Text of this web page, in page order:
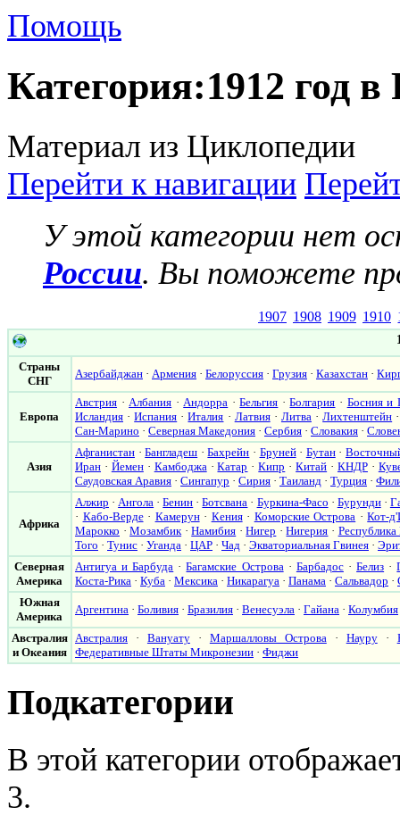
Помощь
Категория:1912 год в
Материал из Циклопедии
Перейти к навигации
У этой категории нет
России. Вы поможете
1907 1908 1909 1910
Страны
СНГ
Азербайджан · Армения · Белоруссия · Грузия · Казахстан ·
Европа
Австрия · Албания · Андорра ·Бельгия ·Болгария · Босния и
Исландия ·Испания ·Италия · Латвия· Литва ·Лихтенштейн
Сан-Марино · Северная Македония · Сербия · Словакия ·
Азия
Афганистан ·Бангладеш ·Бахрейн · Бруней· Бутан·
Иран · Йемен· Камбоджа ·Катар ·Кипр ·Китай · КНДР·
Саудовская Аравия · Сингапур · Сирия · Таиланд · Турция ·
Африка
Алжир · Ангола ·Бенин ·Ботсвана · Буркина-Фасо · Бурунди·
· Кабо-Верде· Камерун· Кения· Коморские Острова ·Кот-
Марокко ·Мозамбик ·Намибия ·Нигер ·Нигерия · Республика
Того · Тунис · Уганда · ЦАР · Чад · Экваториальная Гвинея ·
Северная
Америка
Антигуа и Барбуда ·Багамские Острова · Барбадос·Белиз ·
Коста-Рика · Куба · Мексика · Никарагуа · Панама · Сальвадор ·
Южная
Америка
Аргентина · Боливия · Бразилия · Венесуэла · Гайана · Колумбия
Австралия
и Океания
Австралия · Вануату· Маршалловы Острова · Науру·
Федеративные Штаты Микронезии · Фиджи
Подкатегории
В этой категории
3.